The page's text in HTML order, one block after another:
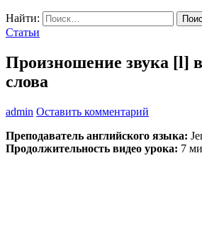
Найти:
Статьи
Произношение звука [l]
слова
admin Оставить комментарий
Преподаватель английского языка:
Продолжительность видео урока: 7